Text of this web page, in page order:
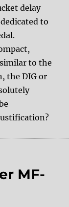
delay
to
to the
the DIG or
Brigadier Part
MF-